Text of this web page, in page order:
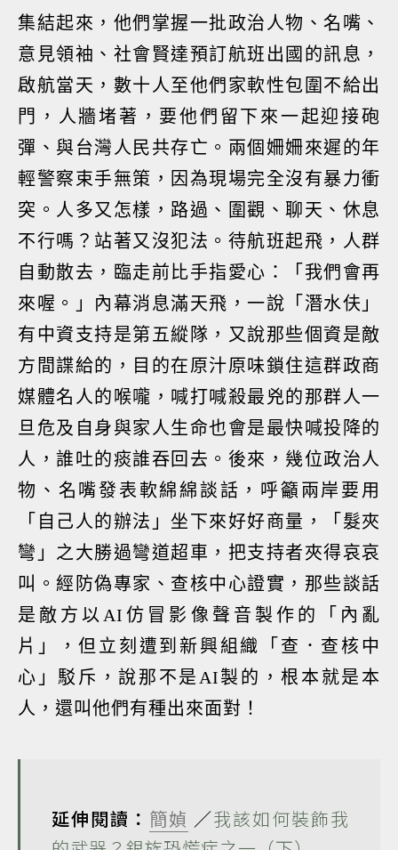
集結起來，他們掌握一批政治人物、名嘴、
意見領袖、社會賢達預訂航班出國的訊息，
啟航當天，數十人至他們家軟性包圍不給出
門，人牆堵著，要他們留下來一起迎接砲
彈、與台灣人民共存亡。兩個姍姍來遲的年
輕警察束手無策，因為現場完全沒有暴力衝
突。人多又怎樣，路過、圍觀、聊天、休息
不行嗎？站著又沒犯法。待航班起飛，人群
自動散去，臨走前比手指愛心：「我們會再
來喔。」內幕消息滿天飛，一說「潛水伕」
有中資支持是第五縱隊，又說那些個資是敵
方間諜給的，目的在原汁原味鎖住這群政商
媒體名人的喉嚨，喊打喊殺最兇的那群人一
旦危及自身與家人生命也會是最快喊投降的
人，誰吐的痰誰吞回去。後來，幾位政治人
物、名嘴發表軟綿綿談話，呼籲兩岸要用
「自己人的辦法」坐下來好好商量，「髮夾
彎」之大勝過彎道超車，把支持者夾得哀哀
叫。經防偽專家、查核中心證實，那些談話
是敵方以AI仿冒影像聲音製作的「內亂
片」，但立刻遭到新興組織「查．查核中
心」駁斥，說那不是AI製的，根本就是本
人，還叫他們有種出來面對！
延伸閱讀： 簡媜 ／我該如何裝飾我